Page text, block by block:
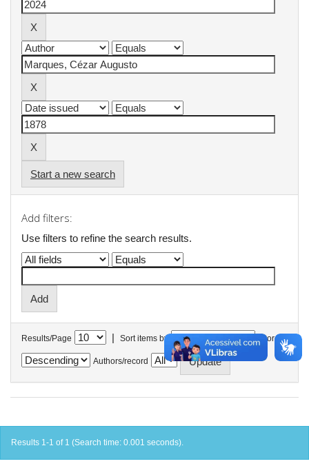
Start a new search
Add filters:
Use filters to refine the search results.
Results/Page | Sort items by In order
Authors/record
Results 1-1 of 1 (Search time: 0.001 seconds).